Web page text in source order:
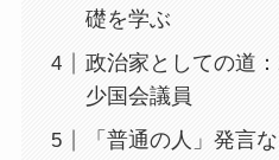
礎を学ぶ
政治家としての道
少国会議員
「普通の人」発言